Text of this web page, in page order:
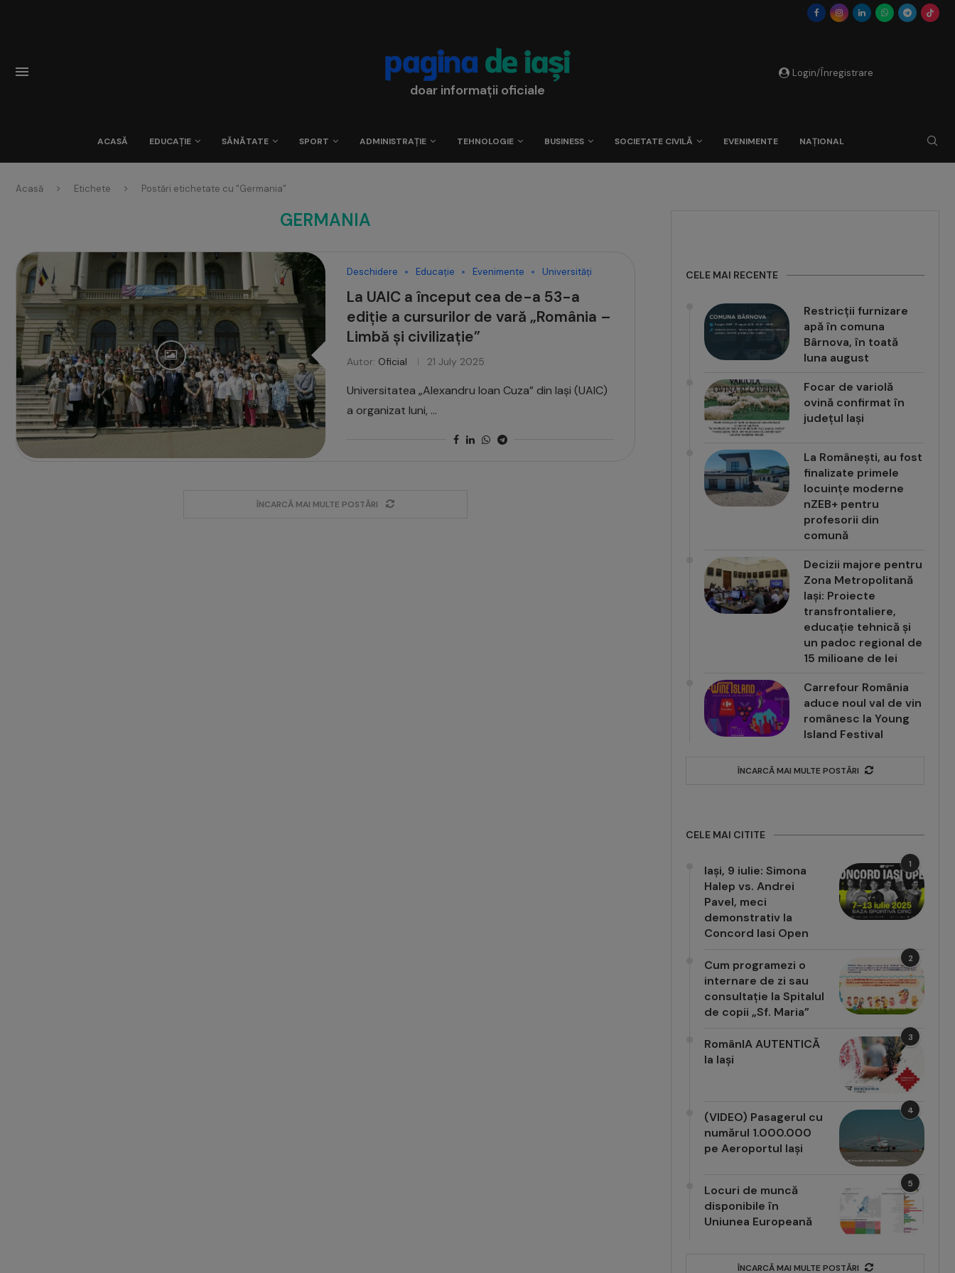
doar informații oficiale
Login/Înregistrare
ACASĂ EDUCAȚIE SĂNĂTATE SPORT ADMINISTRAȚIE TEHNOLOGIE BUSINESS SOCIETATE CIVILĂ EVENIMENTE NAȚIONAL
Acasă Etichete Postări etichetate cu "Germania"
GERMANIA
Deschidere Educație Evenimente Universități
La UAIC a început cea de-a 53-a
ediție a cursurilor de vară „România –
Limbă și civilizație”
Autor: Oficial 21 July 2025
Universitatea „Alexandru Ioan Cuza” din Iași (UAIC)
a organizat luni, …
ÎNCARCĂ MAI MULTE POSTĂRI
CELE MAI RECENTE
Restricții furnizare
apă în comuna
Bârnova, în toată
luna august
Focar de variolă
ovină confirmat în
județul Iași
La Românești, au fost
finalizate primele
locuințe moderne
nZEB+ pentru
profesorii din
comună
Decizii majore pentru
Zona Metropolitană
Iași: Proiecte
transfrontaliere,
educație tehnică și
un padoc regional de
15 milioane de lei
Carrefour România
aduce noul val de vin
românesc la Young
Island Festival
ÎNCARCĂ MAI MULTE POSTĂRI
CELE MAI CITITE
1
Iași, 9 iulie: Simona
Halep vs. Andrei
Pavel, meci
demonstrativ la
Concord Iasi Open
2
Cum programezi o
internare de zi sau
consultație la Spitalul
de copii „Sf. Maria”
3
RomânIA AUTENTICĂ
la Iași
4
(VIDEO) Pasagerul cu
numărul 1.000.000
pe Aeroportul Iași
5
Locuri de muncă
disponibile în
Uniunea Europeană
ÎNCARCĂ MAI MULTE POSTĂRI